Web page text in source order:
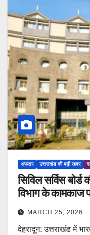
अफसर उत्तराखंड की बड़ी खबर
सिविल सर्विस
विभाग के कामकाज
MARCH 25, 2026
देहरादून: उत्तराखंड में